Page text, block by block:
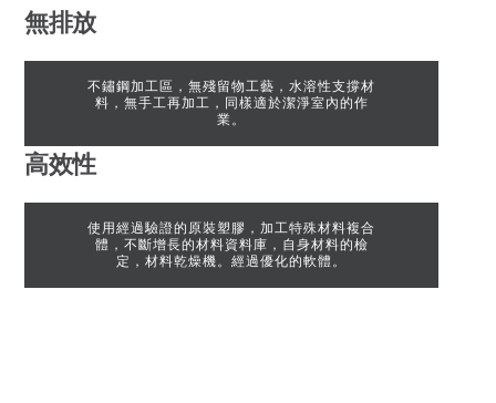
無排放
不鏽鋼加工區，無殘留物工藝，水溶性支撐材
料，無手工再加工，同樣適於潔淨室內的作
業。
高效性
使用經過驗證的原裝塑膠，加工特殊材料複合
體，不斷增長的材料資料庫，自身材料的檢
定，材料乾燥機。經過優化的軟體。